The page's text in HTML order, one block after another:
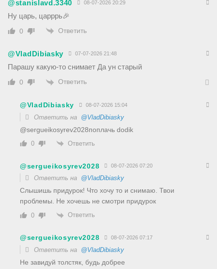
@stanislavd.3340 08-07-2026 20:29
Ну царь, царррь🎉
0 Ответить
@VladDibiasky 07-07-2026 21:48
Парашу какую-то снимает Да ун старый
0 Ответить
@VladDibiasky 08-07-2026 15:04
Ответить на @VladDibiasky
@sergueikosyrev2028поплачь dodik
0 Ответить
@sergueikosyrev2028 08-07-2026 07:20
Ответить на @VladDibiasky
Слышишь придурок! Что хочу то и снимаю. Твои
проблемы. Не хочешь не смотри придурок
0 Ответить
@sergueikosyrev2028 08-07-2026 07:17
Ответить на @VladDibiasky
Не завидуй толстяк, будь добрее